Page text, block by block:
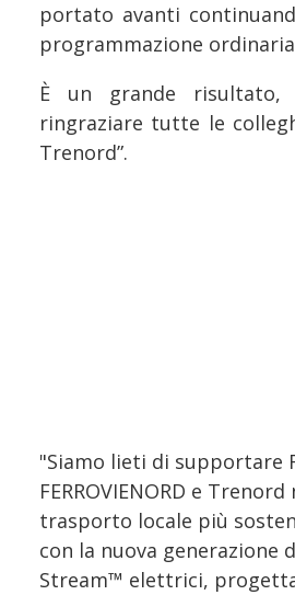
portato avanti
programmazione
È un grande
ringraziare tutte le
Trenord”.
"Siamo lieti di supportare
FERROVIENORD e
trasporto locale più
con la nuova generazione
Stream™ elettrici,